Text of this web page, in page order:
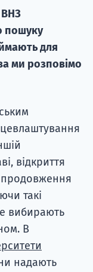
ВНЗ
пошуку
для
ми розповімо
відкриття
продовження
такі
вибирають
В
надають